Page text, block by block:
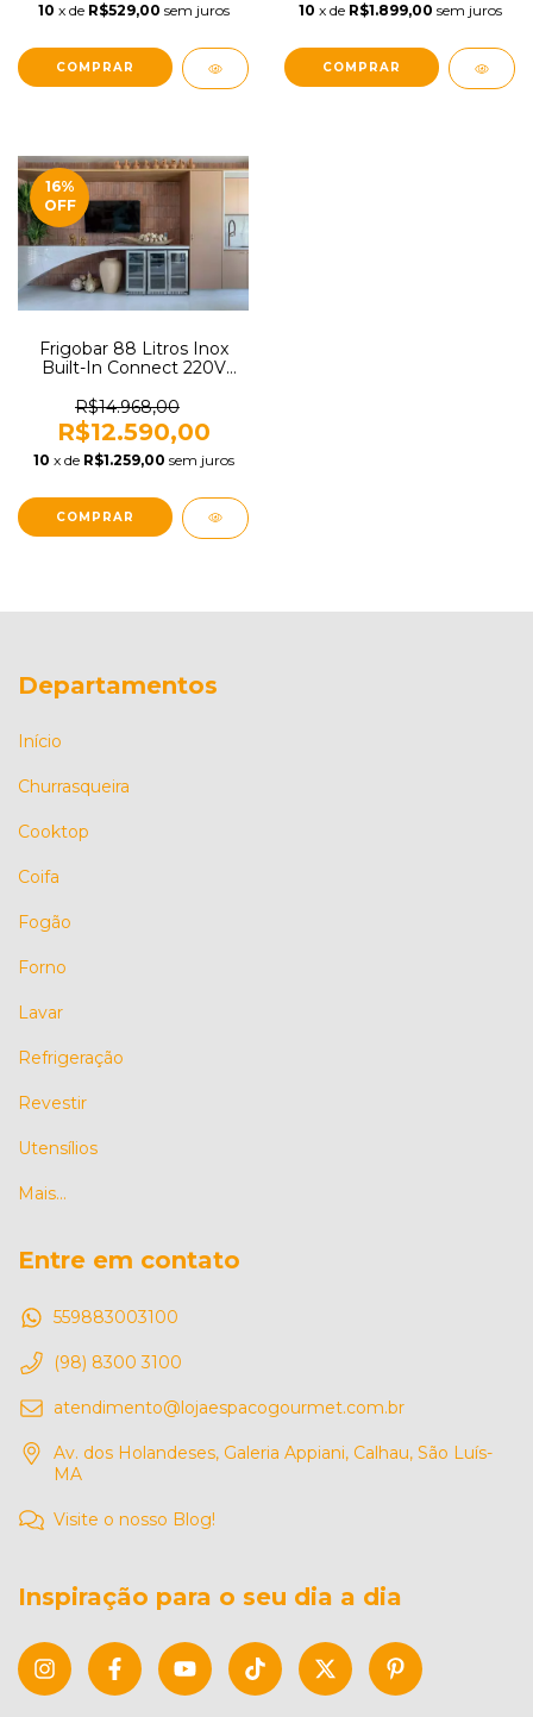
10 x de R$529,00 sem juros 10 x de R$1.899,00 sem juros
16%
OFF
Frigobar 88 Litros Inox
Built-In Connect 220V
2VPA
R$14.968,00
R$12.590,00
10 x de R$1.259,00 sem juros
Departamentos
Início
Churrasqueira
Cooktop
Coifa
Fogão
Forno
Lavar
Refrigeração
Revestir
Utensílios
Mais...
Entre em contato
559883003100
(98) 8300 3100
atendimento@lojaespacogourmet.com.br
Av. dos Holandeses, Galeria Appiani, Calhau, São Luís-
MA
Visite o nosso Blog!
Inspiração para o seu dia a dia